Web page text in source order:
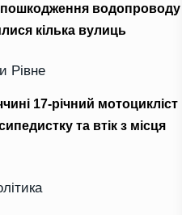
пошкодження водопроводу
кілька вулиць
Рівне
17-річний мотоцикліст
та втік з місця